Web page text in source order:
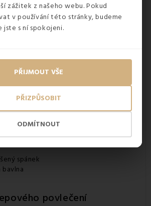
zážitek z našeho webu. Pokud
v používání této stránky, budeme
s ní spokojeni.
ODMÍTNOUT
PŘIZPŮSOBIT
PŘIJMOUT VŠE
povlečení
zbytečnému pocení
pokožce
spánek
povlečení